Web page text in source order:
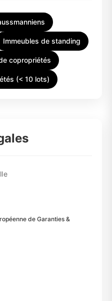
Immeubles de standing
copropriétés
(< 10 lots)
de Garanties &